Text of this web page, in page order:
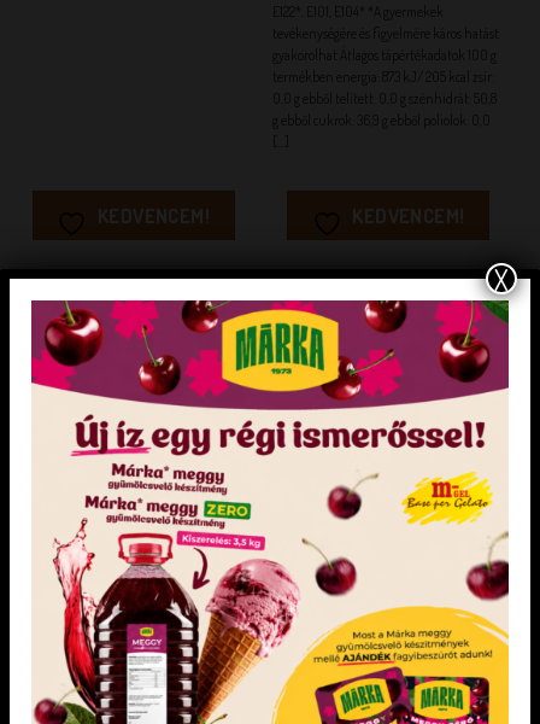
KEDVENCEM!
E122*, E101, E104* *A gyermekek
tevékenységére és figyelmére káros hatást
termékben energia: 873 kJ/ 205 kcal zsír:
0,0 g ebből telített: 0,0 g szénhidrát: 50,8
g ebből cukrok: 36,9 g ebből poliolok: 0,0
KEDVENCEM!
KEDVENCEM!
ELFOGYOTT
CUKRÁSZAT
Gönci lekvár fánkhoz 10 kg
KEDVENCEM!
KEDVENCEM!
CUKRÁSZAT
MÁKTÖLTELÉK 50+ (BEIGLIHEZ) 15
kg
Csak hideg víz hozzáadása szükséges
KEDVENCEM!
X